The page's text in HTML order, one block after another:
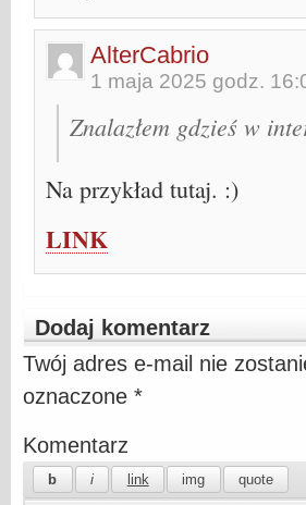
AlterCabrio
1 maja 2025 godz.
Znalazłem gdzieś w
Na przykład tutaj. :)
LINK
Dodaj komentarz
Twój adres e-mail nie
oznaczone *
Komentarz